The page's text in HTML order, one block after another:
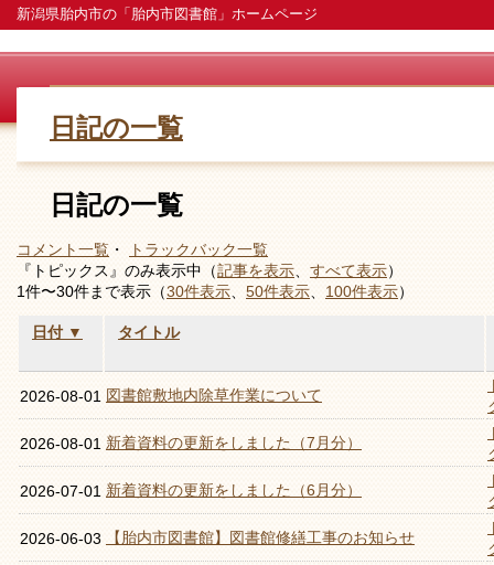
新潟県胎内市の「胎内市図書館」ホームページ
日記の一覧
日記の一覧
コメント一覧 ・
トラックバック一覧
『トピックス』のみ表示中（記事を表示 すべて表示）
1件〜30件まで表示（30件表示 50件表示 100件表示）
日付 ▼ タイトル
2026-08-01 図書館敷地内除草作業について
2026-08-01 新着資料の更新をしました（7月分）
2026-07-01 新着資料の更新をしました（6月分）
2026-06-03 【胎内市図書館】図書館修繕工事のお知らせ